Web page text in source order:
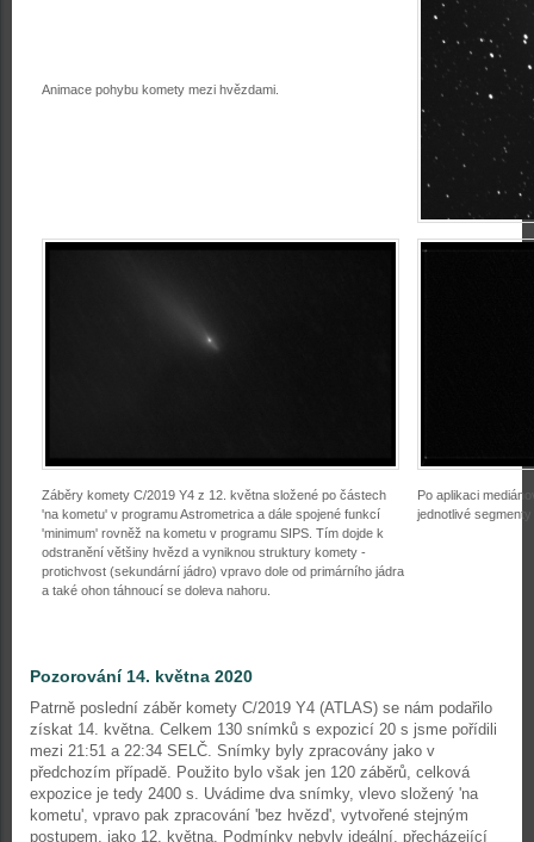
Animace pohybu komety mezi hvězdami.
Záběry komety C/2019 Y4 z 12. května složené po částech
'na kometu' v programu Astrometrica a dále spojené funkcí
'minimum' rovněž na kometu v programu SIPS. Tím dojde k
odstranění většiny hvězd a vyniknou struktury komety -
protichvost (sekundární jádro) vpravo dole od primárního jádra
a také ohon táhnoucí se doleva nahoru.
Po aplikaci
jednotlivé
Pozorování 14. května 2020
Patrně poslední záběr komety C/2019 Y4 (ATLAS) se nám podařilo
získat 14. května. Celkem 130 snímků s expozicí 20 s jsme pořídili
mezi 21:51 a 22:34 SELČ. Snímky byly zpracovány jako v
předchozím případě. Použito bylo však jen 120 záběrů, celková
expozice je tedy 2400 s. Uvádime dva snímky, vlevo složený 'na
kometu', vpravo pak zpracování 'bez hvězd', vytvořené stejným
postupem, jako 12. května. Podmínky nebyly ideální, přecházející